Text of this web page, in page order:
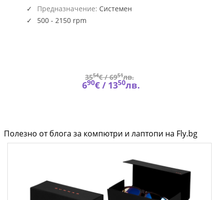
Предназначение: Системен
500 - 2150 rpm
3554€ /6951лв.
690€ / 1350лв.
Полезно от блога за компютри и лаптопи на Fly.bg